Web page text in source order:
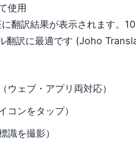
使用
翻訳結果が表示されます。
翻訳に最適です (Joho
ウェブ・アプリ両対応）
コンをタップ）
識を撮影）